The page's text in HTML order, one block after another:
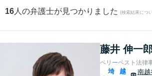
16 人の弁護士が見つかりました (検索結果につ
藤井 伸一
ベリーベスト法律
埼
越
南越